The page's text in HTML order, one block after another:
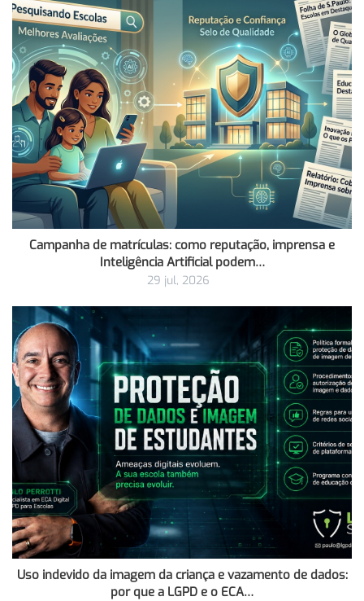
Campanha de matrículas: como reputação, imprensa e
Inteligência Artificial podem…
29 jul, 2026
Uso indevido da imagem da criança e vazamento de dados:
por que a LGPD e o ECA…